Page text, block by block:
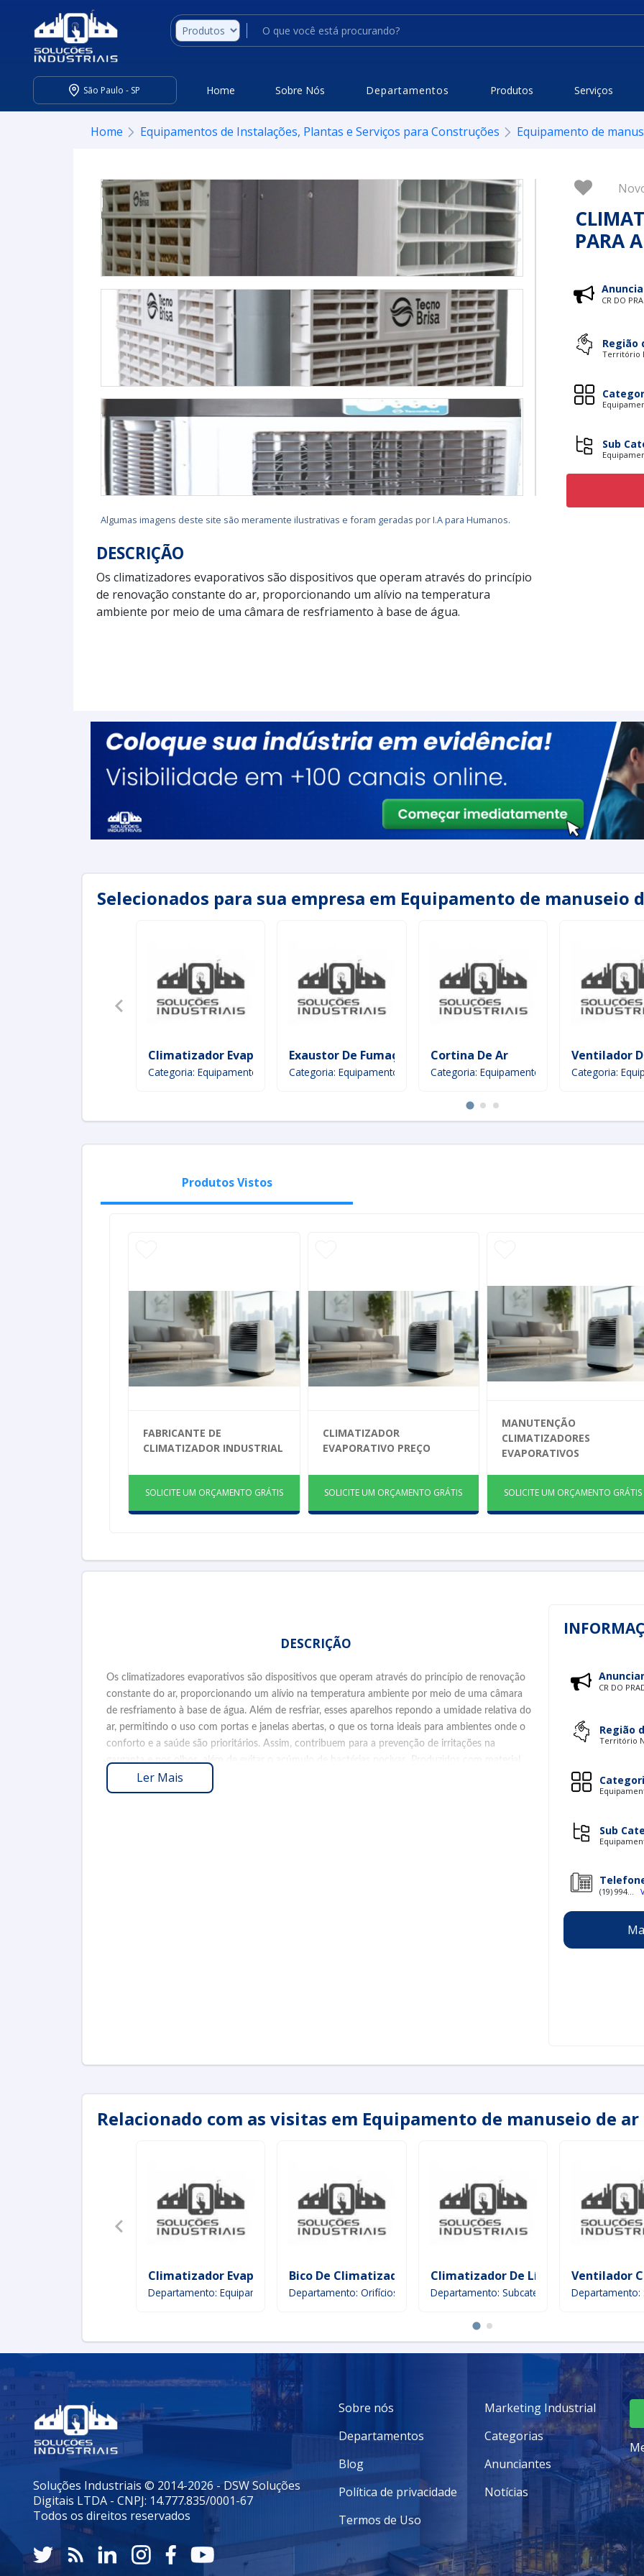
São Paulo - SP Home Sobre Nós Departamentos Produtos Serviços
Home Equipamentos de Instalações, Plantas e Serviços para Construções Equipamento de
PARA
CR DO
Região
Território
Sub
Algumas imagens deste site são meramente ilustrativas e foram geradas por I.A para Humanos.
DESCRIÇÃO
Os climatizadores evaporativos são dispositivos que operam através do princípio
de renovação constante do ar, proporcionando um alívio na temperatura
ambiente por meio de uma câmara de resfriamento à base de água.
Selecionados para sua empresa em Equipamento de manuseio
Climatizador Evaporativo
Categoria: Equipamento de manuseio de ar
Exaustor De Fumaça
Categoria: Equipamento de manuseio de ar
Cortina De Ar
Categoria: Equipamento de manuseio de ar
Ventilador
Categoria:
Produtos Vistos
FABRICANTE DE
CLIMATIZADOR INDUSTRIAL
SOLICITE UM ORÇAMENTO GRÁTIS
CLIMATIZADOR
EVAPORATIVO PREÇO
SOLICITE UM ORÇAMENTO GRÁTIS
MANUTENÇÃO
CLIMATIZADORES
EVAPORATIVOS
SOLICITE UM ORÇAMENTO GRÁTIS
DESCRIÇÃO
Os climatizadores evaporativos são dispositivos que operam através do princípio de renovação
constante do ar, proporcionando um alívio na temperatura ambiente por meio de uma câmara
de resfriamento à base de água. Além de resfriar, esses aparelhos repondo a umidade relativa do
ar, permitindo o uso com portas e janelas abertas, o que os torna ideais para ambientes onde o
conforto e a saúde são prioritários. Assim, contribuem para a prevenção de irritações na
de PP 100% virgem, garantem durabilidade e resistência, mesmo quando expostos a condições
climáticas adversas, como sol e chuva, sendo altamente eficientes.
Ler Mais
CR DO
Região
Território
Sub
(19) 994...
Relacionado com as visitas em Equipamento de manuseio de ar
Climatizador Evaporativo
Departamento: Equipamento de manuseio de ar
Bico De Climatizador
Departamento: Orifícios
Climatizador De Líquidos
Departamento: Subcategoria
Ventilador
Departamento:
Soluções Industriais © 2014-2026 - DSW Soluções
Digitais LTDA - CNPJ: 14.777.835/0001-67
Todos os direitos reservados
Sobre nós
Departamentos
Blog
Política de privacidade
Termos de Uso
Marketing Industrial
Categorias
Anunciantes
Notícias